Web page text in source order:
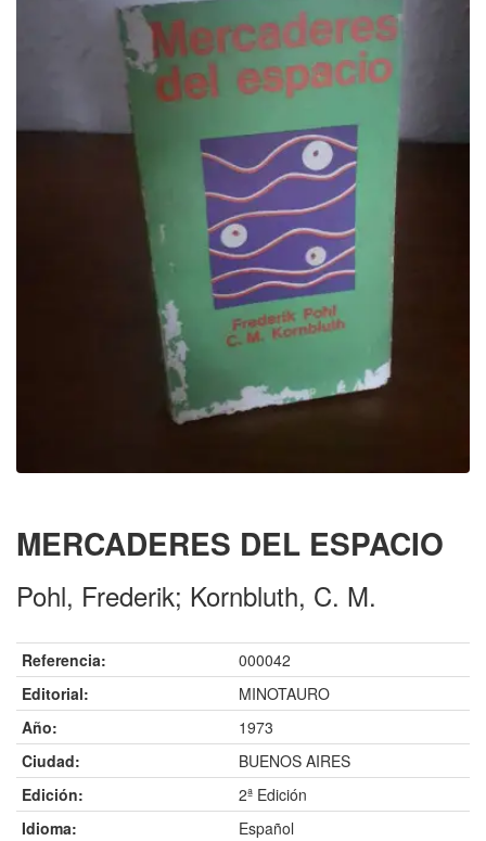
MERCADERES DEL ESPACIO
Pohl, Frederik; Kornbluth, C. M.
Referencia:
000042
Editorial:
MINOTAURO
Año:
1973
Ciudad:
BUENOS AIRES
Edición:
2ª Edición
Idioma:
Español